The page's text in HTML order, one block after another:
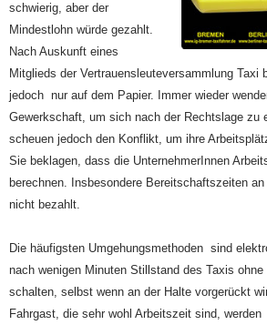
schwierig, aber der
Mindestlohn würde gezahlt.
Nach Auskunft eines
Mitglieds der Vertrauensleuteversammlung Taxi
jedoch nur auf dem Papier. Immer wieder
Gewerkschaft, um sich nach der Rechtslage zu
scheuen jedoch den Konflikt, um ihre
Sie beklagen, dass die UnternehmerInnen
berechnen. Insbesondere Bereitschaftszeiten
nicht bezahlt.
Die häufigsten Umgehungsmethoden sind
nach wenigen Minuten Stillstand des Taxis ohne
schalten, selbst wenn an der Halte vorgerückt
Fahrgast, die sehr wohl Arbeitszeit sind,